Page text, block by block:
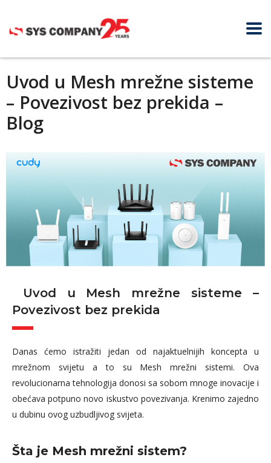
Uvod u Mesh mrežne sisteme
– Povezivost bez prekida –
Blog
Uvod u Mesh mrežne sisteme –
Povezivost bez prekida
Danas ćemo istražiti jedan od najaktuelnijih koncepta u
mrežnom svijetu a to su Mesh mrežni sistemi. Ova
revolucionarna tehnologija donosi sa sobom mnoge inovacije i
obećava potpuno novo iskustvo povezivanja. Krenimo zajedno
u dubinu ovog uzbudljivog svijeta.
Šta je Mesh mrežni sistem?